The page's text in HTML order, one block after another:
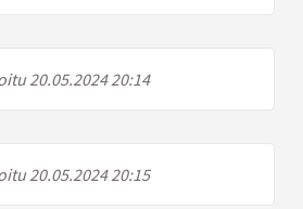
20.05.2024 20:14
20.05.2024 20:15